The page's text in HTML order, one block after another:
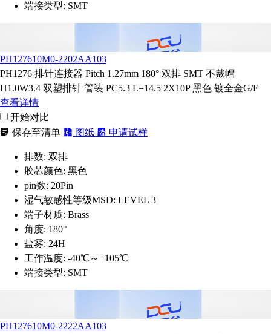
端接类型: SMT
PH127610M0-2202AA103
PH1276 排针连接器 Pitch 1.27mm 180° 双排 SMT 不戴帽
H1.0W3.4 双塑排针 管装 PC5.3 L=14.5 2X10P 黑色 镀全金G/F
查看详情
开始对比
保存至清单
图纸 申请试样
排数: 双排
胶芯颜色: 黑色
pin数: 20Pin
湿气敏感性等级MSD: LEVEL 3
端子材质: Brass
角度: 180°
盐雾: 24H
工作温度: -40℃～+105℃
端接类型: SMT
PH127610M0-2222AA103